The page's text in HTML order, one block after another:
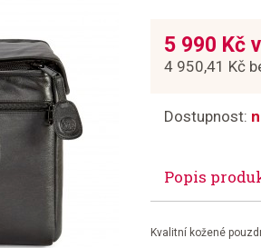
5 990 Kč
4 950,41 Kč
Dostupnost:
Popis
Kvalitní kožené